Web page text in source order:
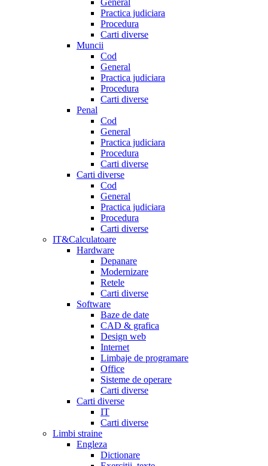
General
Practica judiciara
Procedura
Carti diverse
Muncii
Cod
General
Practica judiciara
Procedura
Carti diverse
Penal
Cod
General
Practica judiciara
Procedura
Carti diverse
Carti diverse
Cod
General
Practica judiciara
Procedura
Carti diverse
IT&Calculatoare
Hardware
Depanare
Modernizare
Retele
Carti diverse
Software
Baze de date
CAD & grafica
Design web
Internet
Limbaje de programare
Office
Sisteme de operare
Carti diverse
Carti diverse
IT
Carti diverse
Limbi straine
Engleza
Dictionare